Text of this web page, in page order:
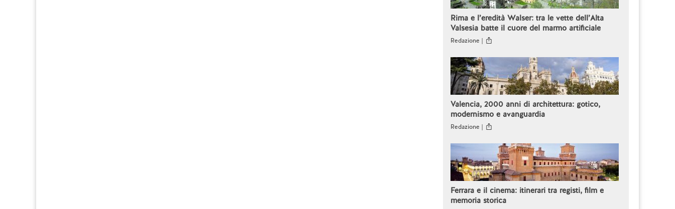
Rima e l’eredità Walser: tra le vette dell’Alta
Valsesia batte il cuore del marmo artificiale
Redazione |
Valencia, 2000 anni di architettura: gotico,
modernismo e avanguardia
Redazione |
Ferrara e il cinema: itinerari tra registi, film e
memoria storica